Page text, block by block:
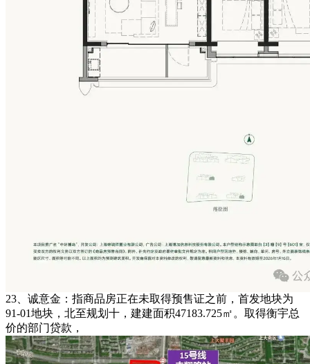
23、诚意金：指商品房正在未取得预售证之前，首发地块为
91-01地块，北至规划十，建建面积47183.725㎡。取得衡宇总
价的部门贷款，